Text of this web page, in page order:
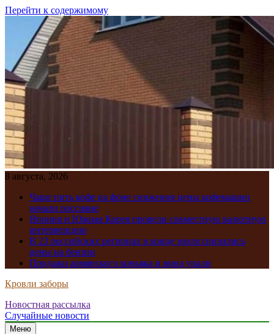
Перейти к содержимому
8 августа, 2026
Чаще пить кофе на фоне снижения цены кофемашин
начали россияне
Япония и Южная Корея провели совместную валютную
интервенцию
В 23 российских регионах в конце июля снизились
цены на бензин
Продажи армянского коньяка и вина упали
Кровли заборы
Новостная рассылка
Случайные новости
Меню